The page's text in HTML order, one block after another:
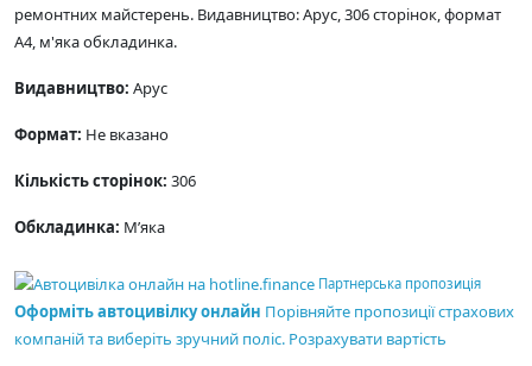
ремонтних майстерень. Видавництво: Арус, 306 сторінок, формат
А4, м'яка обкладинка.
Видавництво: Арус
Формат: Не вказано
Кількість сторінок: 306
Обкладинка: М’яка
Партнерська пропозиція
Оформіть автоцивілку онлайн Порівняйте пропозиції страхових
компаній та виберіть зручний поліс. Розрахувати вартість